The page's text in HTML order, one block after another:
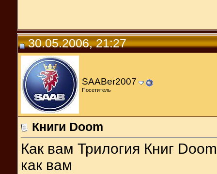
30.05.2006, 21:27
SAABer2007
Посетитель
Книги Doom
Как вам Трилогия Книг
как вам